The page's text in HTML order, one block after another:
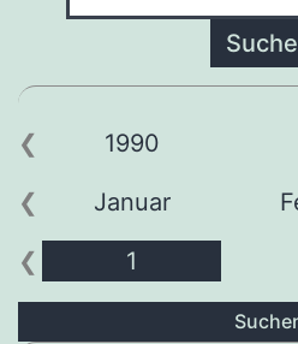
1990
Januar
1